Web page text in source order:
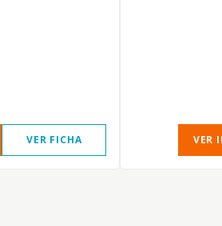
VER FICHA VER